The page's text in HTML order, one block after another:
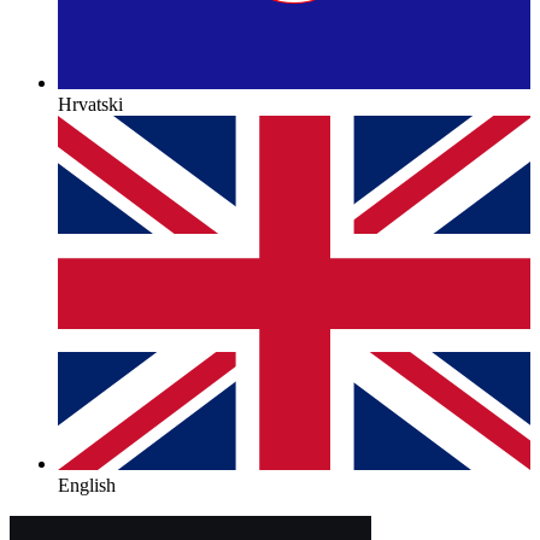
Hrvatski
English